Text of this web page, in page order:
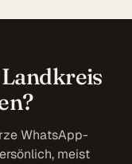
WhatsApp-
meist